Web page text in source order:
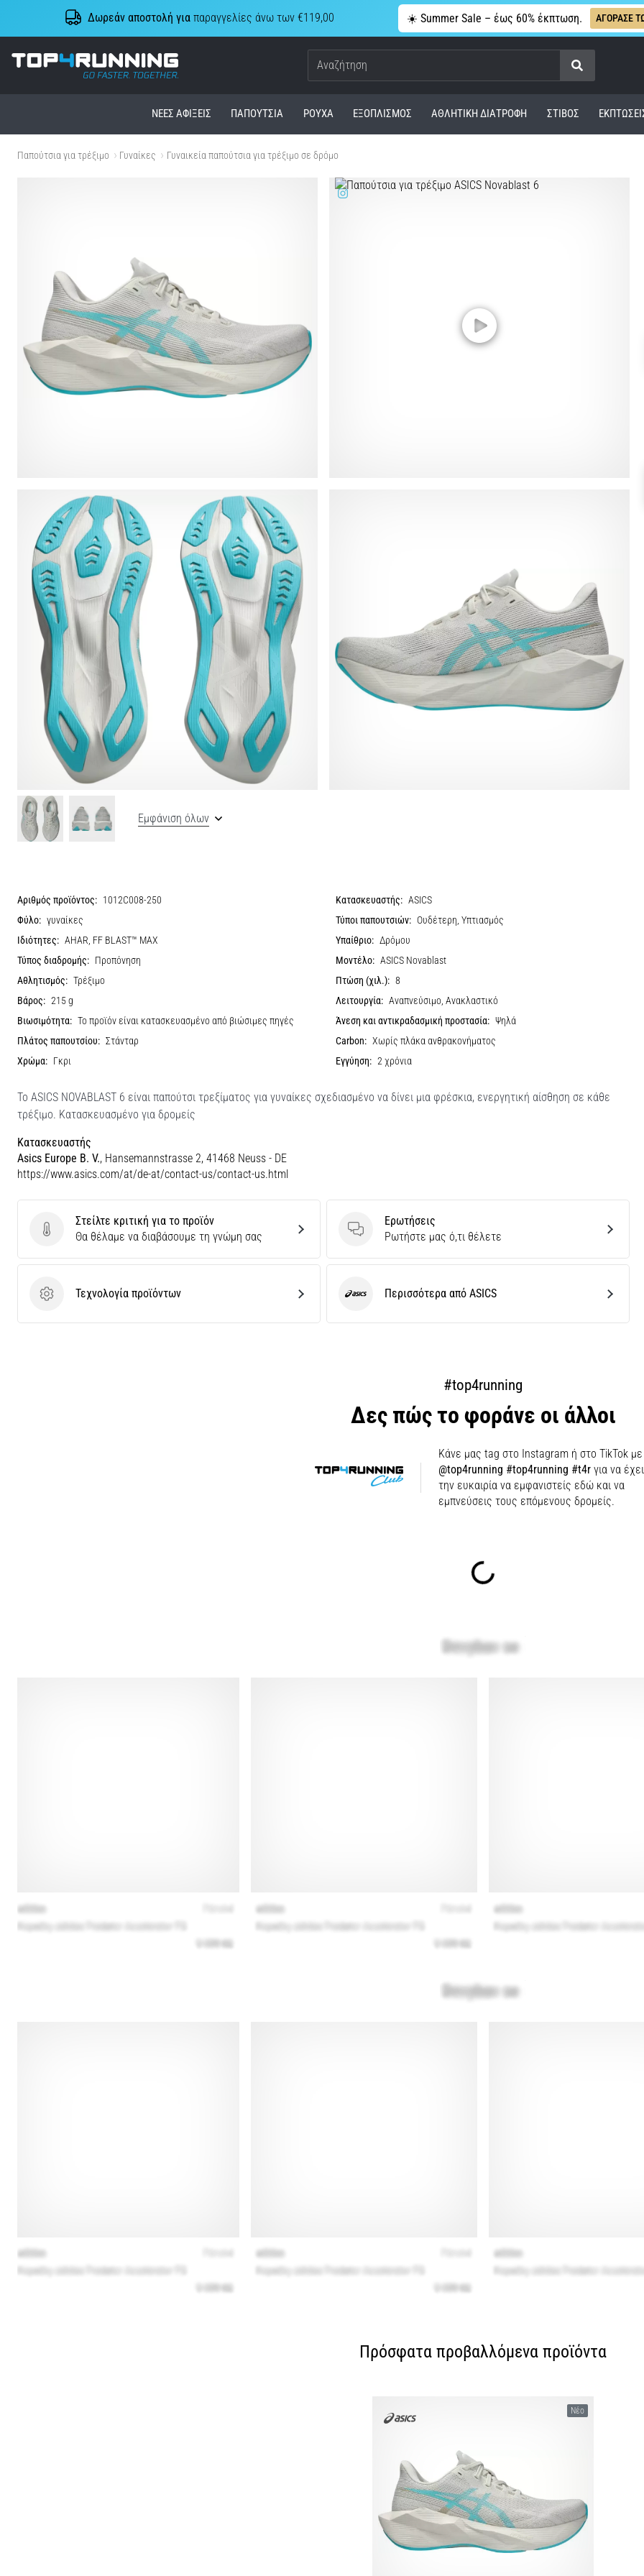
Δωρεάν αποστολή γιαπαραγγελίες άνω των €119,00 ☀️ Summer Sale – έως 60% έκπτωση. ΑΓΟΡΑΣΕ
Top4Running.cy
Αναζήτηση
ΝΈΕΣ ΑΦΊΞΕΙΣ ΠΑΠΟΎΤΣΙΑ ΡΟΎΧΑ ΕΞΟΠΛΙΣΜΌΣ ΑΘΛΗΤΙΚΉ ΔΙΑΤΡΟΦΉ ΣΤΊΒΟΣ
Παπούτσια για τρέξιμο Γυναίκες Γυναικεία παπούτσια για τρέξιμο σε δρόμο
Εμφάνιση όλων
Αριθμός προϊόντος: 1012C008-250 Κατασκευαστής: ASICS
Φύλο: γυναίκες Τύποι παπουτσιών: Ουδέτερη, Υπτιασμός
Ιδιότητες: AHAR, FF BLAST™ MAX Υπαίθριο: Δρόμου
Τύπος διαδρομής: Προπόνηση Μοντέλο: ASICS Novablast
Αθλητισμός: Τρέξιμο Πτώση (χιλ.): 8
Βάρος: 215 g Λειτουργία: Αναπνεύσιμο, Ανακλαστικό
Βιωσιμότητα: Το προϊόν είναι κατασκευασμένο από βιώσιμες πηγές Άνεση και αντικραδασμική προστασία: Ψηλά
Πλάτος παπουτσίου: Στάνταρ Carbon: Χωρίς πλάκα ανθρακονήματος
Χρώμα: Γκρι Εγγύηση: 2 χρόνια
Το ASICS NOVABLAST 6 είναι παπούτσι τρεξίματος για γυναίκες σχεδιασμένο να δίνει μια φρέσκια, ενεργητική αίσθηση σε κάθε
τρέξιμο. Κατασκευασμένο για δρομείς
Κατασκευαστής
Asics Europe B. V., Hansemannstrasse 2, 41468 Neuss - DE
https://www.asics.com/at/de-at/contact-us/contact-us.html
Στείλτε κριτική για το προϊόν
Στείλτε κριτική για το προϊόν
Θα θέλαμε να διαβάσουμε τη γνώμη σας
Ερωτήσεις
Ερωτήσεις
Ρωτήστε μας ό,τι θέλετε
Τεχνολογία προϊόντων
Τεχνολογία προϊόντων ASICS Περισσότερα από ASICS
#top4running
Δες πώς το φοράνε οι άλλοι
Κάνε μας tag στο Instagram ή στο TikTok με
@top4running #top4running #t4r για να
την ευκαιρία να εμφανιστείς εδώ και να
εμπνεύσεις τους επόμενους δρομείς.
Πρόσφατα προβαλλόμενα προϊόντα
Νέο